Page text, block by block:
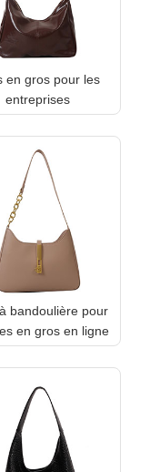
en gros pour les
entreprises
bandoulière pour
en gros en ligne